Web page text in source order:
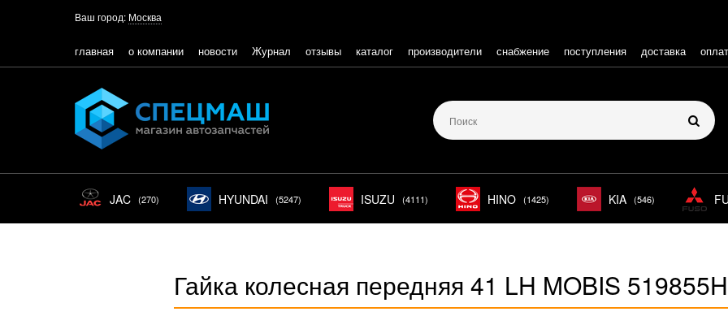
Ваш город: Москва
главная о компании новости Журнал отзывы каталог производители снабжение поступления доставка
JAC (270) HYUNDAI (5247) ISUZU (4111) HINO (1425) KIA (546)
Гайка колесная передняя 41 LH MOBIS